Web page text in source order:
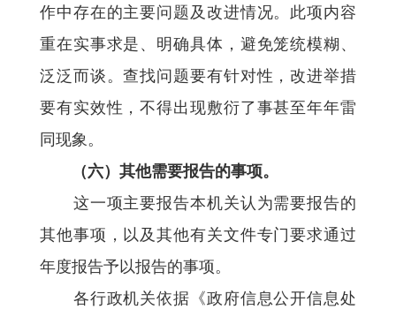
作中存在的主要问题及改进情况。此项内容
重在实事求是、明确具体，避免笼统模糊、
泛泛而谈。查找问题要有针对性，改进举措
要有实效性，不得出现敷衍了事甚至年年雷
同现象。
（六）其他需要报告的事项。
这一项主要报告本机关认为需要报告的
其他事项，以及其他有关文件专门要求通过
年度报告予以报告的事项。
各行政机关依据《政府信息公开信息处